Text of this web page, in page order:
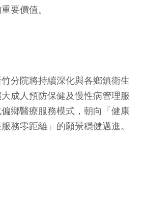
要價值。
分院將持續深化與各鄉鎮衛生
成人預防保健及慢性病管理服
鄉醫療服務模式，朝向「健康
務零距離」的願景穩健邁進。